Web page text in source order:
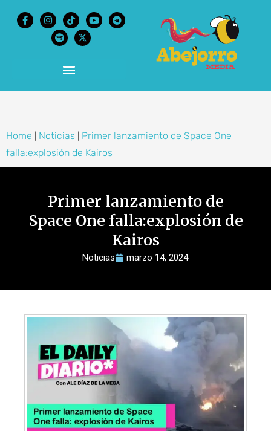
Home Noticias
Primer lanzamiento de Space One
falla:explosión de Kairos
Primer lanzamiento de
Space One falla:explosión de
Kairos
Noticias marzo 14, 2024